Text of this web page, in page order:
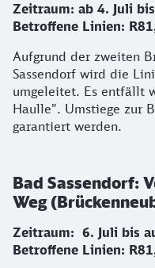
Zeitraum: ab 4. Juli
Betroffene Linien:
Aufgrund der zweiten
Sassendorf wird die
umgeleitet. Es entfällt
Haulle". Umstiege zur
garantiert werden.
Bad Sassendorf:
Weg
Zeitraum: 6. Juli bis
Betroffene Linien: